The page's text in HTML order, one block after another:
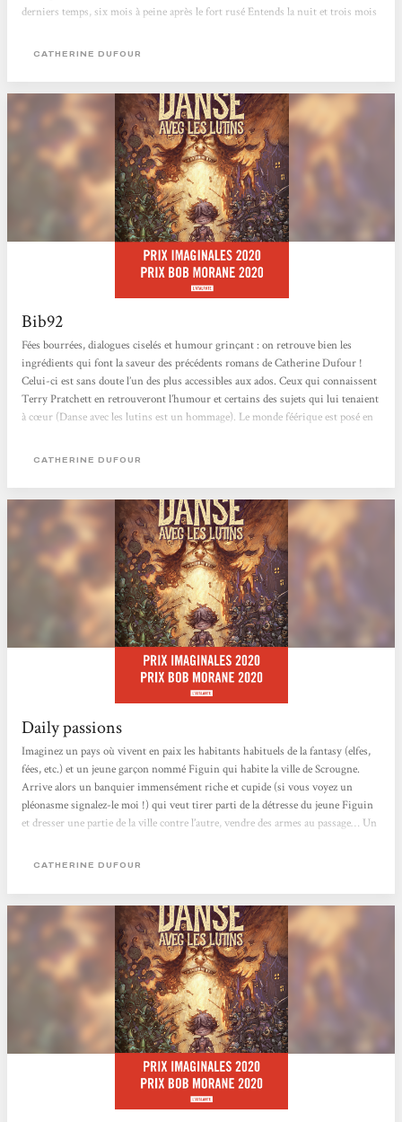
derniers temps, six mois à peine après le fort rusé Entends la nuit et trois mois
excellent Danse avec les lutins, aux éditions L’Atalante. Admiratrice
CATHERINE DUFOUR
Bib92
Fées bourrées, dialogues ciselés et humour grinçant : on retrouve bien les
ingrédients qui font la saveur des précédents romans de Catherine Dufour !
Celui-ci est sans doute l’un des plus accessibles aux ados. Ceux qui connaissent
Terry Pratchett en retrouveront l’humour et certains des sujets qui lui tenaient
à cœur (Danse avec les lutins est un hommage). Le monde féérique est posé en
autour de « l’époque contemporaine », et deux questions : comment en arrive-t-
CATHERINE DUFOUR
Daily passions
Imaginez un pays où vivent en paix les habitants habituels de la fantasy (elfes,
fées, etc.) et un jeune garçon nommé Figuin qui habite la ville de Scrougne.
Arrive alors un banquier immensément riche et cupide (si vous voyez un
pléonasme signalez-le moi !) qui veut tirer parti de la détresse du jeune Figuin
et dresser une partie de la ville contre l’autre, vendre des armes au passage… Un
lecture de ce roman est exigeante. Elle demande une vigilance de tous les
CATHERINE DUFOUR